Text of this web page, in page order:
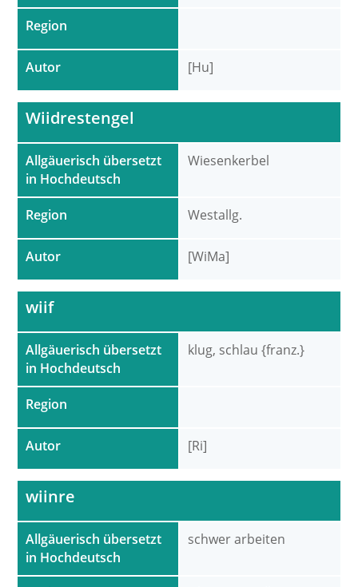
Region
Autor [Hu]
Allgäuerisch übersetzt
in Hochdeutsch
Region
Autor
Wiidrestengel
Wiesenkerbel
Westallg.
[WiMa]
Allgäuerisch übersetzt
in Hochdeutsch
Region
Autor
wiif
klug, schlau {franz.}
[Ri]
Allgäuerisch übersetzt
in Hochdeutsch
wiinre
schwer arbeiten